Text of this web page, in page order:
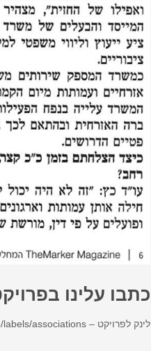
כתבו עלינו
לינק לפרויקט – labels/associations